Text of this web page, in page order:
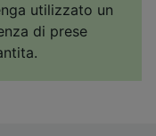
utilizzato un
di prese